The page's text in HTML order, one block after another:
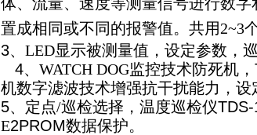
置成相同或不同的报警值。共用2~3
3、 LED显示被测量值，设定参数，
4、 WATCH DOG监控技术防死机
机数字滤波技术增强抗干扰能力，设
5、定点/巡检选择，温度巡检仪
E2PROM数据保护。